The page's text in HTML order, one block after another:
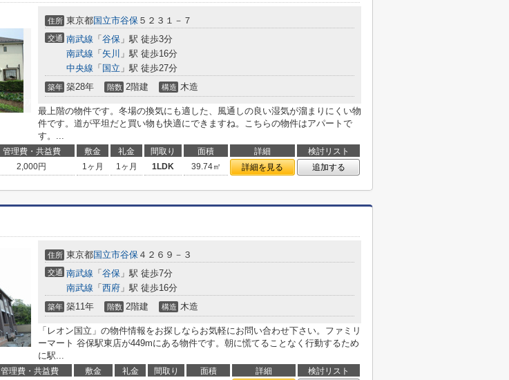
住所 東京都国立市谷保 ５２３１－７
交通 南武線 「 谷保 」駅 徒歩3分
南武線 「 矢川 」駅 徒歩16分
中央線 「 国立 」駅 徒歩27分
築年 築28年 階数 2階建 構造 木造
最上階の物件です。冬場の換気にも適した、風通しの良い湿気が溜まりにくい物
件です。道が平坦だと買い物も快適にできますね。こちらの物件はアパートで
す。...
管理費・共益費 敷金 礼金 間取り 面積 詳細
検討リスト
2,000円 1ヶ月 1ヶ月 1LDK 39.74㎡ 詳細を見る 追加する
住所 東京都国立市谷保 ４２６９－３
交通 南武線 「 谷保 」駅 徒歩7分
南武線 「 西府 」駅 徒歩16分
築年 築11年 階数 2階建 構造 木造
「レオン国立」の物件情報をお探しならお気軽にお問い合わせ下さい。ファミリ
ーマート 谷保駅東店が449mにある物件です。朝に慌てることなく行動するため
に駅...
管理費・共益費 敷金 礼金 間取り 面積 詳細
検討リスト